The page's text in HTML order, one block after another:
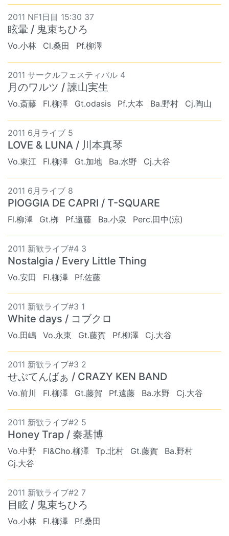
2011 NF1日目 15:30 37
眩暈 / 鬼束ちひろ
Vo.小林 Cl.桑田 Pf.柳澤
2011 サークルフェスティバル 4
月のワルツ / 諫山実生
Vo.斎藤 Fl.柳澤 Gt.odasis Pf.大本 Ba.野村 Cj.陶山
2011 6月ライブ 5
LOVE & LUNA / 川本真琴
Vo.東江 Fl.柳澤 Gt.加地 Ba.水野 Cj.大谷
2011 6月ライブ 8
PIOGGIA DE CAPRI / T-SQUARE
Fl.柳澤 Gt.栁 Pf.遠藤 Ba.小泉 Perc.田中(涼)
2011 新歓ライブ#4 3
Nostalgia / Every Little Thing
Vo.安田 Fl.柳澤 Pf.佐藤
2011 新歓ライブ#3 1
White days / コブクロ
Vo.田嶋 Vo.永東 Gt.藤賀 Pf.柳澤 Cj.大谷
2011 新歓ライブ#3 2
せぷてんばぁ / CRAZY KEN BAND
Vo.前川 Fl.柳澤 Gt.藤賀 Pf.遠藤 Ba.水野 Cj.大谷
2011 新歓ライブ#2 5
Honey Trap / 秦基博
Vo.中野 Fl&Cho.柳澤 Tp.北村 Gt.藤賀
Ba.野村
Cj.大谷
2011 新歓ライブ#2 7
目眩 / 鬼束ちひろ
Vo.小林 Fl.柳澤 Pf.桑田